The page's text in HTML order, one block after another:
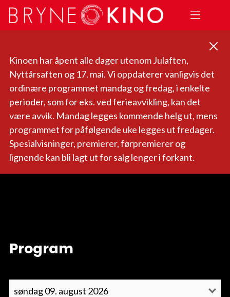
Kinoen har åpent alle dager utenom Julaften,
Nyttårsaften og 17. mai. Vi oppdaterer vanligvis det
ordinære programmet mandag og fredag, i enkelte
perioder, som for eks. ved ferieavvikling, kan det
være avvik. Mandag legges kommende helg ut, mens
programmet for påfølgende uke legges ut fredager.
Spesialvisninger, premierer, førpremierer og
lignende kan bli lagt ut for salg lenger i forkant.
Program